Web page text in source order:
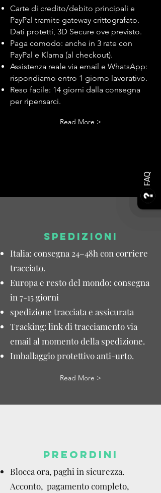
FAQ
Carte di credito/debito principali e
PayPal tramite gateway crittografato.
Dati protetti, 3D Secure ove previsto.
Paga comodo: anche in 3 rate con
PayPal e Klarna (al checkout).
Assistenza reale via email e WhatsApp:
rispondiamo entro 1 giorno lavorativo.
Reso facile: 14 giorni dalla consegna
per ripensarci.
Read More >
SPEDIZIONI
Italia: consegna 24–48h con corriere
tracciato.
Europa e resto del mondo: consegna
in 7-15 giorni
spedizione tracciata e assicurata
Tracking: link di tracciamento via
email al momento della spedizione.
Imballaggio protettivo anti-urto.
Read More >
PREORDINI
Blocca ora, paghi in sicurezza.
Acconto, pagamento completo,